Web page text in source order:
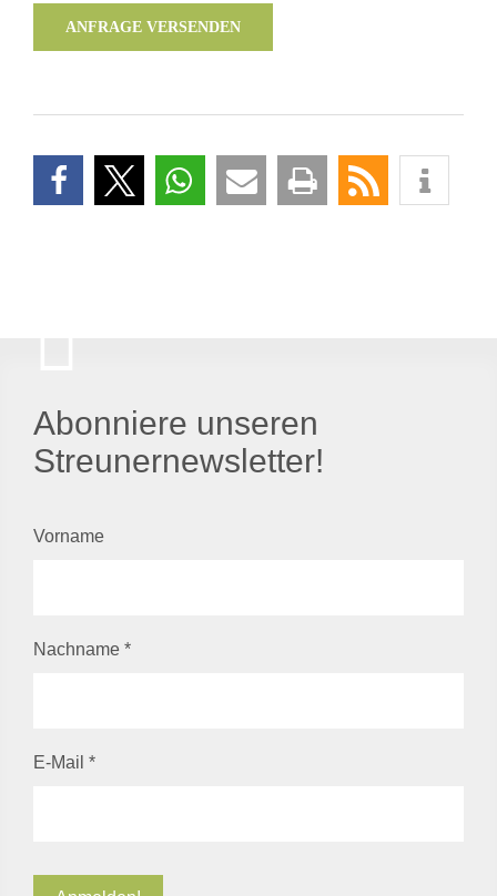
ANFRAGE VERSENDEN
Abonniere unseren
Streunernewsletter!
Vorname
Nachname *
E-Mail *